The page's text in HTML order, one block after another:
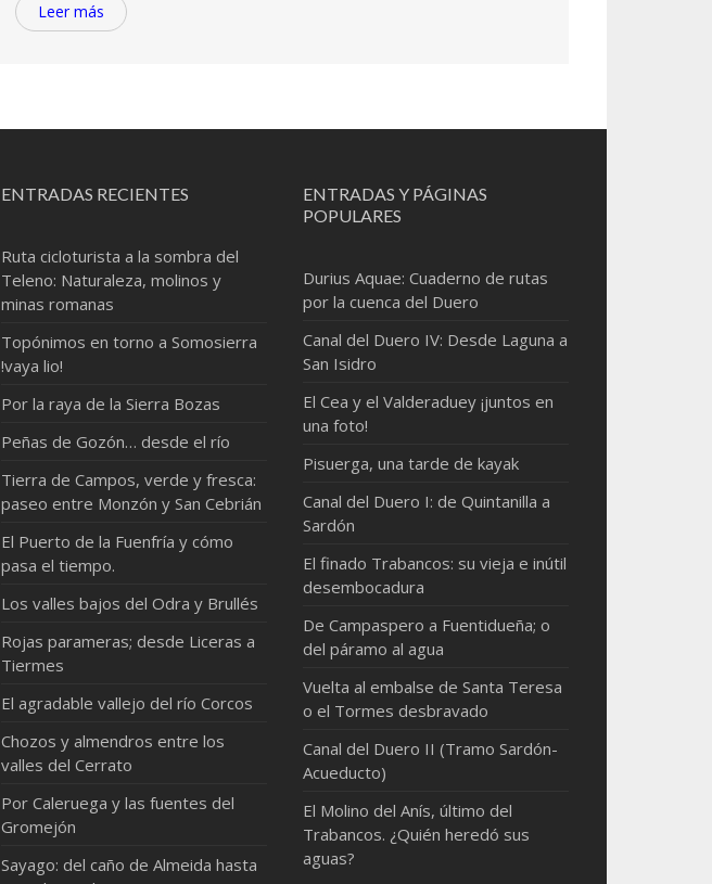
Leer más
ENTRADAS RECIENTES
Ruta cicloturista a la sombra del
Teleno: Naturaleza, molinos y
minas romanas
Topónimos en torno a Somosierra
!vaya lio!
Por la raya de la Sierra Bozas
Peñas de Gozón… desde el río
Tierra de Campos, verde y fresca:
paseo entre Monzón y San Cebrián
El Puerto de la Fuenfría y cómo
pasa el tiempo.
Los valles bajos del Odra y Brullés
Rojas parameras; desde Liceras a
Tiermes
El agradable vallejo del río Corcos
Chozos y almendros entre los
valles del Cerrato
Por Caleruega y las fuentes del
Gromejón
Sayago: del caño de Almeida hasta
ENTRADAS Y PÁGINAS
POPULARES
Durius Aquae: Cuaderno de rutas
por la cuenca del Duero
Canal del Duero IV: Desde Laguna a
San Isidro
El Cea y el Valderaduey ¡juntos en
una foto!
Pisuerga, una tarde de kayak
Canal del Duero I: de Quintanilla a
Sardón
El finado Trabancos: su vieja e inútil
desembocadura
De Campaspero a Fuentidueña; o
del páramo al agua
Vuelta al embalse de Santa Teresa
o el Tormes desbravado
Canal del Duero II (Tramo Sardón-
Acueducto)
El Molino del Anís, último del
Trabancos. ¿Quién heredó sus
aguas?